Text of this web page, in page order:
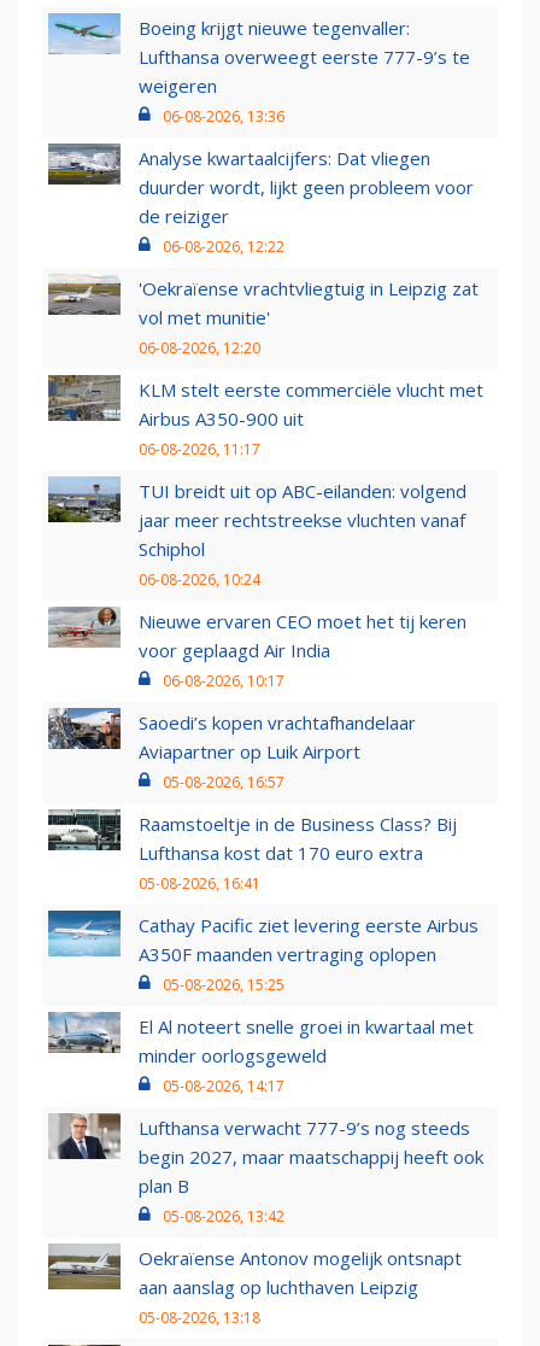
Boeing krijgt nieuwe tegenvaller:
Lufthansa overweegt eerste 777-9’s te
weigeren
06-08-2026, 13:36
Analyse kwartaalcijfers: Dat vliegen
duurder wordt, lijkt geen probleem voor
de reiziger
06-08-2026, 12:22
'Oekraïense vrachtvliegtuig in Leipzig zat
vol met munitie'
06-08-2026, 12:20
KLM stelt eerste commerciële vlucht met
Airbus A350-900 uit
06-08-2026, 11:17
TUI breidt uit op ABC-eilanden: volgend
jaar meer rechtstreekse vluchten vanaf
Schiphol
06-08-2026, 10:24
Nieuwe ervaren CEO moet het tij keren
voor geplaagd Air India
06-08-2026, 10:17
Saoedi’s kopen vrachtafhandelaar
Aviapartner op Luik Airport
05-08-2026, 16:57
Raamstoeltje in de Business Class? Bij
Lufthansa kost dat 170 euro extra
05-08-2026, 16:41
Cathay Pacific ziet levering eerste Airbus
A350F maanden vertraging oplopen
05-08-2026, 15:25
El Al noteert snelle groei in kwartaal met
minder oorlogsgeweld
05-08-2026, 14:17
Lufthansa verwacht 777-9’s nog steeds
begin 2027, maar maatschappij heeft ook
plan B
05-08-2026, 13:42
Oekraïense Antonov mogelijk ontsnapt
aan aanslag op luchthaven Leipzig
05-08-2026, 13:18